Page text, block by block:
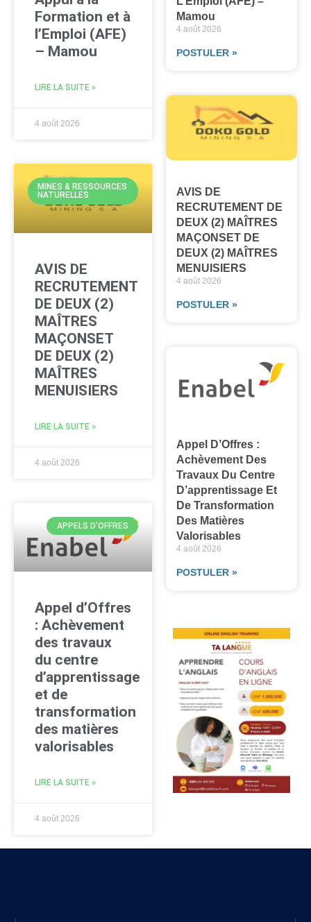
Formation et à
l’Emploi (AFE)
– Mamou
LIRE LA SUITE »
4 août 2026
MINES & RESSOURCES
NATURELLES
AVIS DE
RECRUTEMENT
DE DEUX (2)
MAÎTRES
MAÇONSET
DE DEUX (2)
MAÎTRES
MENUISIERS
LIRE LA SUITE »
4 août 2026
APPELS D'OFFRES
Appel d’Offres
: Achèvement
des travaux
du centre
d’apprentissage
et de
transformation
des matières
valorisables
LIRE LA SUITE »
4 août 2026
Mamou
4 août 2026
POSTULER »
AVIS DE
RECRUTEMENT DE
DEUX (2) MAÎTRES
MAÇONSET DE
DEUX (2) MAÎTRES
MENUISIERS
4 août 2026
POSTULER »
Appel D’Offres :
Achèvement Des
Travaux Du Centre
D’apprentissage Et
De Transformation
Des Matières
Valorisables
4 août 2026
POSTULER »